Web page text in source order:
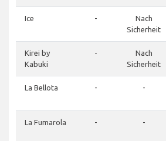
Ice -
Nach
Sicherheit
Kirei by
Kabuki
-
Nach
Sicherheit
La Bellota - -
La Fumarola - -